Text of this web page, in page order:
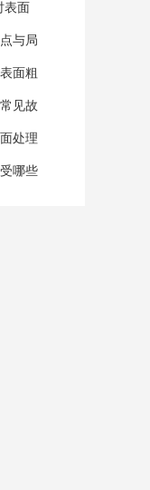
表面
与局
面粗
见故
处理
哪些